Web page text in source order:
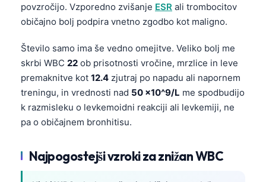
povzročijo. Vzporedno zvišanje ESR ali trombocitov
običajno bolj podpira vnetno zgodbo kot maligno.
Število samo ima še vedno omejitve. Veliko bolj me
skrbi WBC 22 ob prisotnosti vročine, mrzlice in leve
premaknitve kot 12.4 zjutraj po napadu ali napornem
treningu, in vrednosti nad 50 ×10^9/L me spodbudijo
k razmisleku o levkemoidni reakciji ali levkemiji, ne
pa o običajnem bronhitisu.
Najpogostejši vzroki za znižan WBC